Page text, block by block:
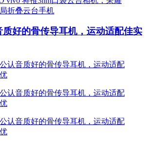
质好的骨传导耳机，运动适配佳实